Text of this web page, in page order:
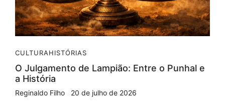
CULTURAHISTÓRIAS
O Julgamento de Lampião: Entre o Punhal e
a História
Reginaldo Filho 20 de julho de 2026